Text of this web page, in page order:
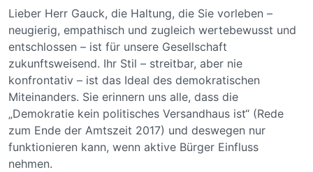
Lieber Herr Gauck, die Haltung, die Sie vorleben –
neugierig, empathisch und zugleich wertebewusst und
entschlossen – ist für unsere Gesellschaft
zukunftsweisend. Ihr Stil – streitbar, aber nie
konfrontativ – ist das Ideal des demokratischen
Miteinanders. Sie erinnern uns alle, dass die
„Demokratie kein politisches Versandhaus ist“ (Rede
zum Ende der Amtszeit 2017) und deswegen nur
funktionieren kann, wenn aktive Bürger Einfluss
nehmen.